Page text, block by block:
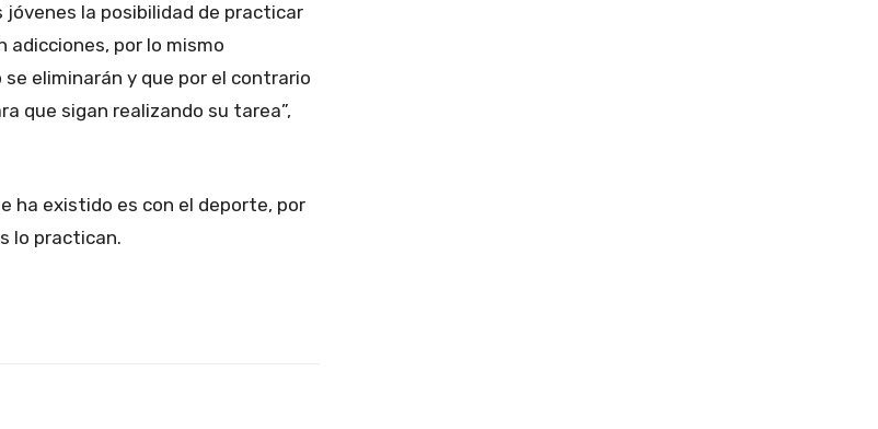
la posibilidad de practicar
adicciones, por lo mismo
eliminarán y que por el contrario
que sigan realizando su tarea”,
ha existido es con el deporte, por
lo practican.